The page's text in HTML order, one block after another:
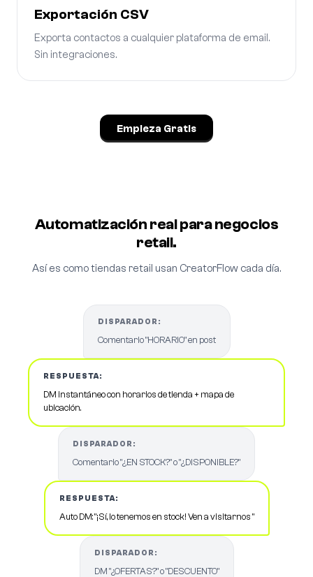
Exportación CSV
Exporta contactos a cualquier plataforma de email.
Sin integraciones.
Empieza Gratis
Automatización real para negocios
retail.
Así es como tiendas retail usan CreatorFlow cada día.
DISPARADOR:
Comentario "HORARIO" en post
RESPUESTA:
DM instantáneo con horarios de tienda + mapa de
ubicación.
DISPARADOR:
Comentario "¿EN STOCK?" o "¿DISPONIBLE?"
RESPUESTA:
Auto DM: "¡Sí, lo tenemos en stock! Ven a visitarnos "
DISPARADOR:
DM "¿OFERTAS?" o "DESCUENTO"